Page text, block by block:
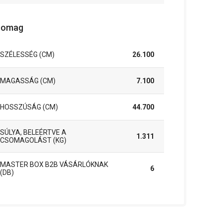
SZÉLESSÉG (CM) 26.100
MAGASSÁG (CM) 7.100
HOSSZÚSÁG (CM) 44.700
SÚLYA, BELEÉRTVE A
CSOMAGOLÁST (KG)
1.311
MASTER BOX B2B VÁSÁRLÓKNAK
(DB)
6